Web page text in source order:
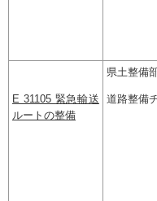
E 31105 緊急輸送
ルートの整備
県土整備
道路整備